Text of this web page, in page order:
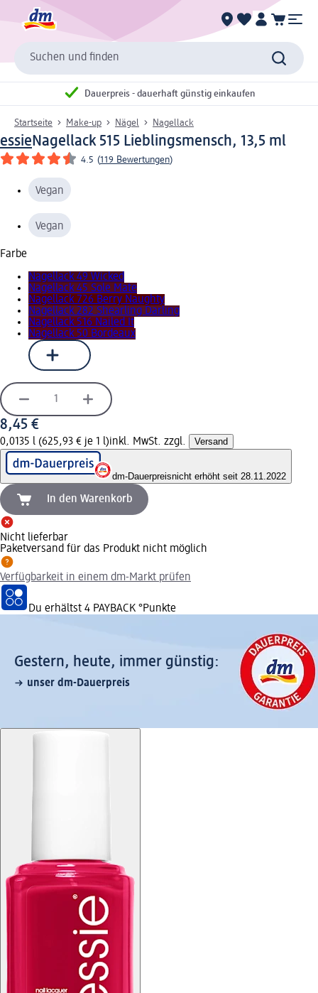
Suchen und finden
Dauerpreis - dauerhaft günstig einkaufen
Startseite Make-up Nägel Nagellack
essieNagellack 515 Lieblingsmensch, 13,5 ml
4.5 (119 Bewertungen)
Vegan
Vegan
Farbe
Nagellack 49 Wicked
Nagellack 45 Sole Mate
Nagellack 726 Berry Naughty
Nagellack 282 Shearling Darling
Nagellack 516 Nailed It
Nagellack 50 Bordeaux
8,45 €
0,0135 l (625,93 € je 1 l)inkl. MwSt. zzgl. Versand
dm-Dauerpreisnicht erhöht seit 28.11.2022
In den Warenkorb
Nicht lieferbar
Paketversand für das Produkt nicht möglich
Verfügbarkeit in einem dm-Markt prüfen
Du erhältst 4 PAYBACK °Punkte
Gestern, heute, immer günstig:
unser dm-Dauerpreis